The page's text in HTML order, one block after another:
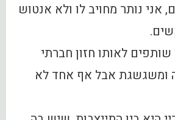
אני נותר מחויב לו ולא אנטוש
שותפים לאותו חזון חברתי
ומשגשגת אבל אף אחד לא